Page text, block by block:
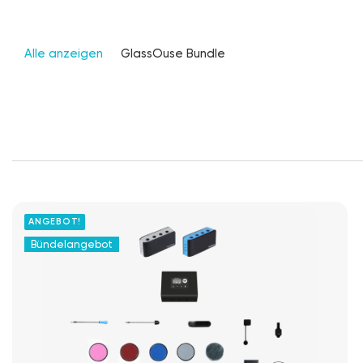
Alle anzeigen GlassOuse Bundle
ANGEBOT!
Bündelangebot